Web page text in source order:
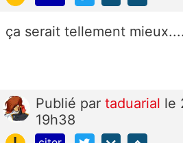
ça serait tellement mieux....
Publié par taduarial le
19h38